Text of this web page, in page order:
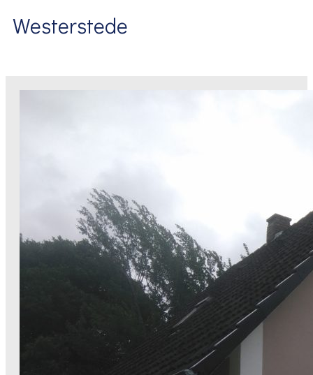
Westerstede